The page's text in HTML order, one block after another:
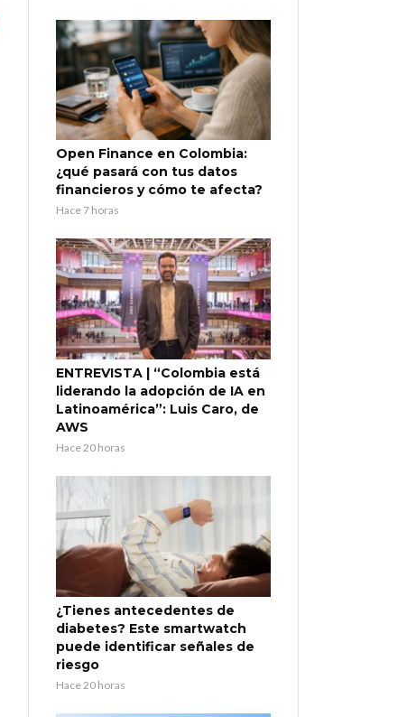
Open Finance en Colombia:
¿qué pasará con tus datos
financieros y cómo te afecta?
Hace 7 horas
ENTREVISTA | “Colombia está
liderando la adopción de IA en
Latinoamérica”: Luis Caro, de
AWS
Hace 20 horas
¿Tienes antecedentes de
diabetes? Este smartwatch
puede identificar señales de
riesgo
Hace 20 horas